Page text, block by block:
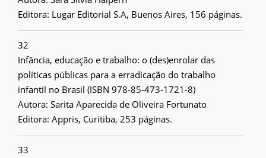
Editora: Lugar Editorial S.A, Buenos Aires, 156 páginas.
32
Infância, educação e trabalho: o (des)enrolar das
políticas públicas para a erradicação do trabalho
infantil no Brasil (ISBN 978-85-473-1721-8)
Autora: Sarita Aparecida de Oliveira Fortunato
Editora: Appris, Curitiba, 253 páginas.
33